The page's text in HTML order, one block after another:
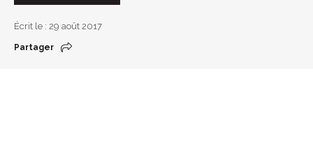
Écrit le : 29 août 2017
Partager